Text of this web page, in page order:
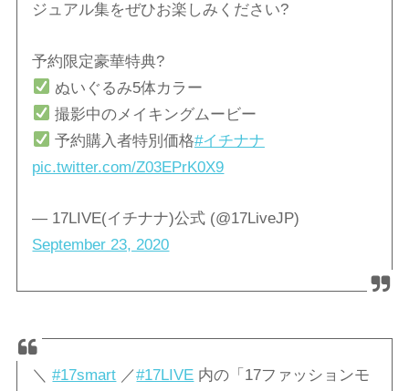
ジュアル集をぜひお楽しみください?
予約限定豪華特典?
ぬいぐるみ5体カラー
撮影中のメイキングムービー
予約購入者特別価格#イチナナ
pic.twitter.com/Z03EPrK0X9
— 17LIVE(イチナナ)公式 (@17LiveJP)
September 23, 2020
＼#17smart ／#17LIVE 内の「17ファッションモ